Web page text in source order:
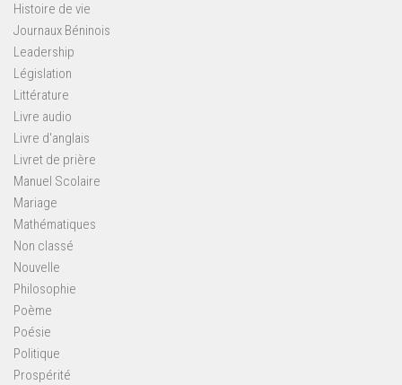
Histoire de vie
Journaux Béninois
Leadership
Législation
Littérature
Livre audio
Livre d'anglais
Livret de prière
Manuel Scolaire
Mariage
Mathématiques
Non classé
Nouvelle
Philosophie
Poème
Poésie
Politique
Prospérité